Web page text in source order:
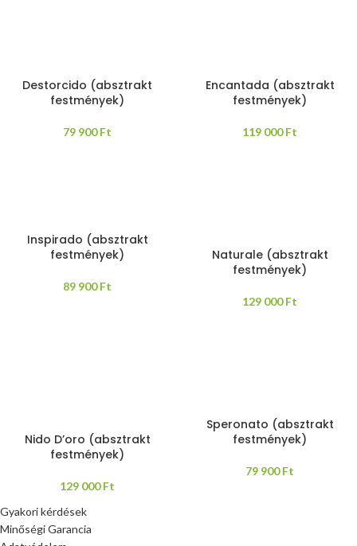
Destorcido (absztrakt
festmények)
79 900Ft
Encantada (absztrakt
festmények)
119 000Ft
Inspirado (absztrakt
festmények)
89 900Ft
Naturale (absztrakt
festmények)
129 000Ft
Nido D’oro (absztrakt
festmények)
129 000Ft
Speronato (absztrakt
festmények)
79 900Ft
Gyakori kérdések
Minőségi Garancia